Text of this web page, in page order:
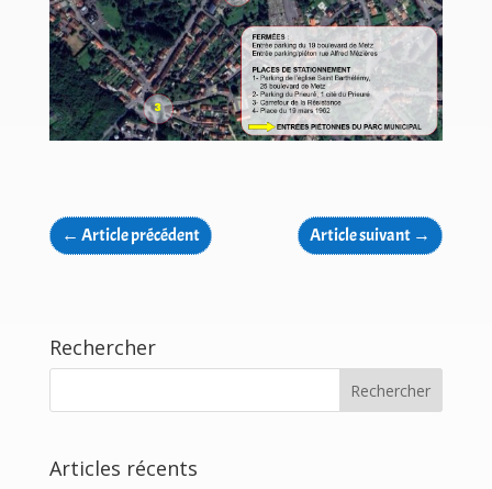
← Article précédent Article suivant →
Rechercher
Articles récents